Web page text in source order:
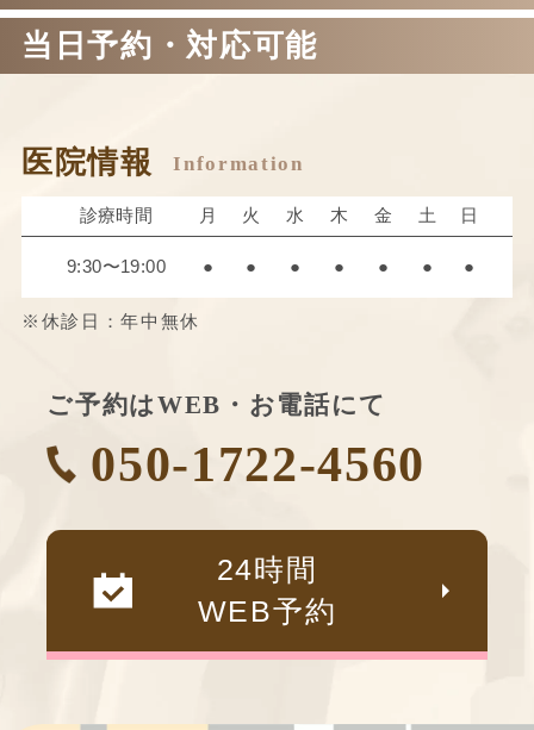
当日予約・対応可能
医院情報
診療時間 月 火 水 木 金 土 日
9:30〜19:00 ● ● ● ● ● ● ●
※休診日：年中無休
ご予約はWEB・お電話にて
050-1722-4560
24時間
WEB予約